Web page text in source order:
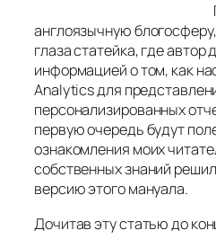
англоязычную
глаза статейка, где автор
информацией о том, как
Analytics для
персонализированных
первую очередь будут
ознакомления моих
собственных знаний
версию этого мануала.
Дочитав эту статью до